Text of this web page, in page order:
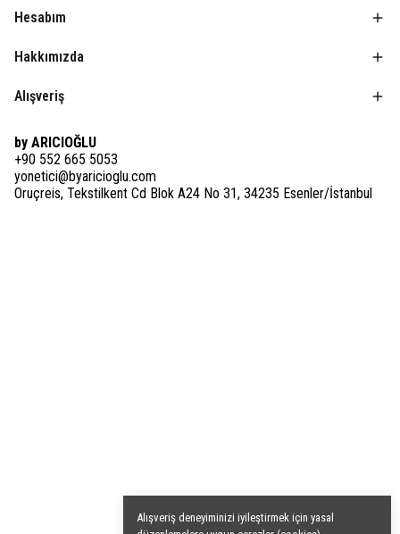
Alışveriş deneyiminizi iyileştirmek için yasal
Hesabım
Hakkımızda
Alışveriş
by ARICIOĞLU
+90 552 665 5053
yonetici@byaricioglu.com
Oruçreis, Tekstilkent Cd Blok A24 No 31, 34235 Esenler/İstanbul